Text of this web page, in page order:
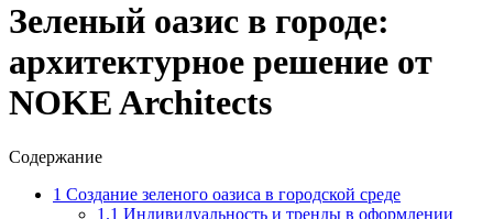
Зеленый оазис в городе:
архитектурное решение от
NOKE Architects
Содержание
1 Создание зеленого оазиса в городской среде
1.1 Индивидуальность и тренды в оформлении